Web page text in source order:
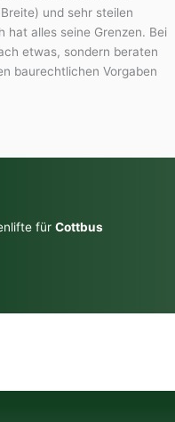
und sehr steilen
hat alles seine Grenzen. Bei
etwas, sondern beraten
baurechtlichen Vorgaben
für Cottbus